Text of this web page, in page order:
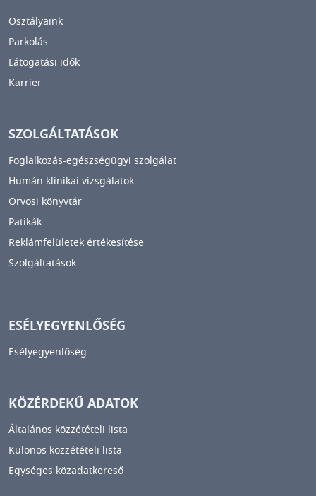
Osztályaink
Parkolás
Látogatási idők
Karrier
SZOLGÁLTATÁSOK
Foglalkozás-egészségügyi szolgálat
Humán klinikai vizsgálatok
Orvosi könyvtár
Patikák
Reklámfelületek értékesítése
Szolgáltatások
ESÉLYEGYENLŐSÉG
Esélyegyenlőség
KÖZÉRDEKŰ ADATOK
Általános közzétételi lista
Különös közzétételi lista
Egységes közadatkereső